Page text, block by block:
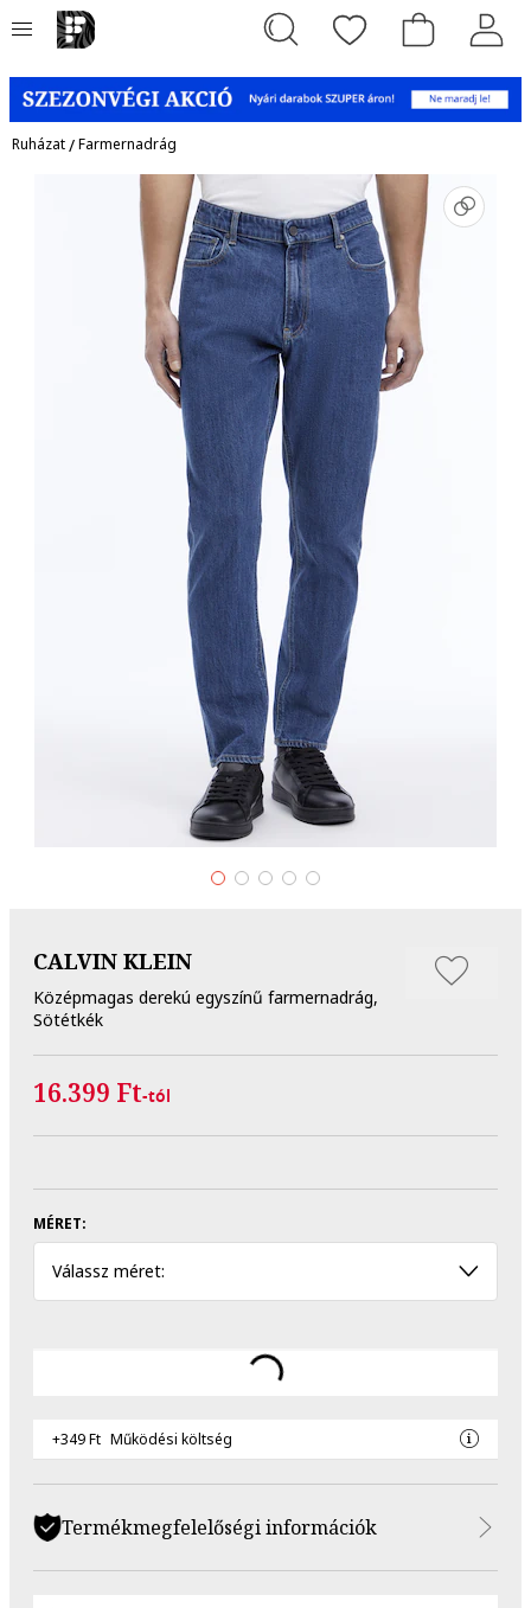
Ruházat/Farmernadrág
CALVIN KLEIN
Középmagas derekú egyszínű farmernadrág,
Sötétkék
16.399 Ft-tól
MÉRET:
Válassz méret:
+349 Ft Működési költség
Termékmegfelelőségi információk